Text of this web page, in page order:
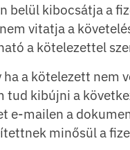
kibocsátja a
vitatja a
a kötelezettel
a kötelezett nem
kibújni a
e-mailen a
minősül a